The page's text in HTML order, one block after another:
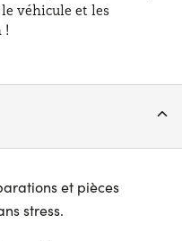
véhicule et les
!
et pièces
stress.